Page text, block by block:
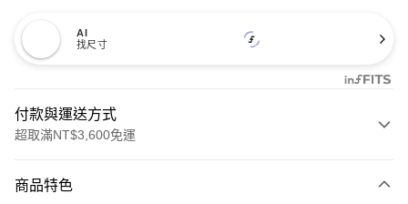
AI
找尺寸
付款與運送方式
超取滿NT$3,600免運
信用卡一次付款
商品特色